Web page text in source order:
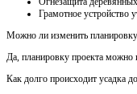
Грамотное устройство
Можно ли изменить
Да, планировку проекта
Как долго происходит усадка